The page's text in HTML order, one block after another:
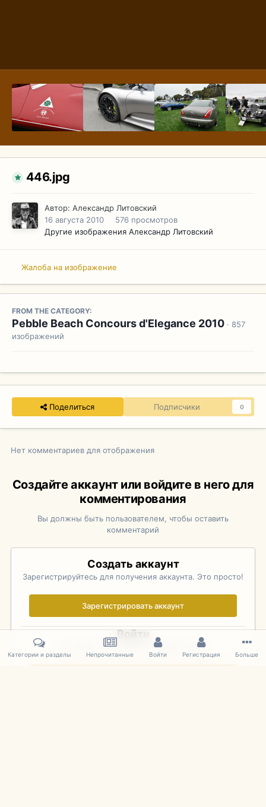
446.jpg
Автор: Александр Литовский
16 августа 2010
576 просмотров
Другие изображения Александр Литовский
Жалоба на изображение
FROM THE CATEGORY:
Pebble Beach Concours d'Elegance 2010 · 857
изображений
Поделиться Подписчики 0
Нет комментариев для отображения
Создайте аккаунт или войдите в него для
комментирования
Вы должны быть пользователем, чтобы оставить
комментарий
Создать аккаунт
Зарегистрируйтесь для получения аккаунта. Это просто!
Зарегистрировать аккаунт
Войти
Уже зарегистрированы? Войдите здесь.
Категории и разделы Непрочитанные Войти Регистрация Больше